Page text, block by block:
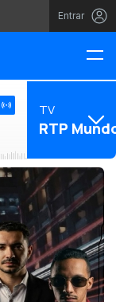
Entrar
TV
RTP